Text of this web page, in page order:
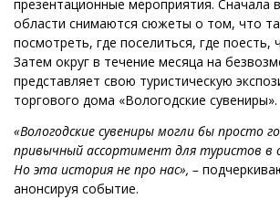
презентационные мероприятия. Сначала
области снимаются сюжеты о том, что
посмотреть, где поселиться, где поесть,
Затем округ в течение месяца на
представляет свою туристическую
торгового дома «Вологодские сувениры».
«Вологодские сувениры могли бы просто
привычный ассортимент для туристов в
Но эта история не про нас», –
анонсируя событие.